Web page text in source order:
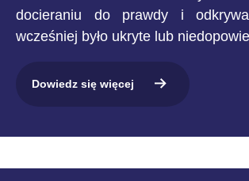
docieraniu do prawdy i
wcześniej było ukryte lub
Dowiedz się więcej